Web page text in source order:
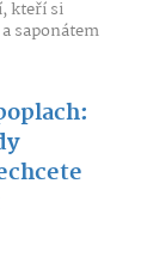
kteří si
saponátem